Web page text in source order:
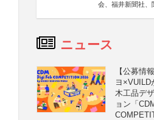
会、福井新聞社、
ニュース
【公募情
ヨ×VUILD
木工品デ
ョン「